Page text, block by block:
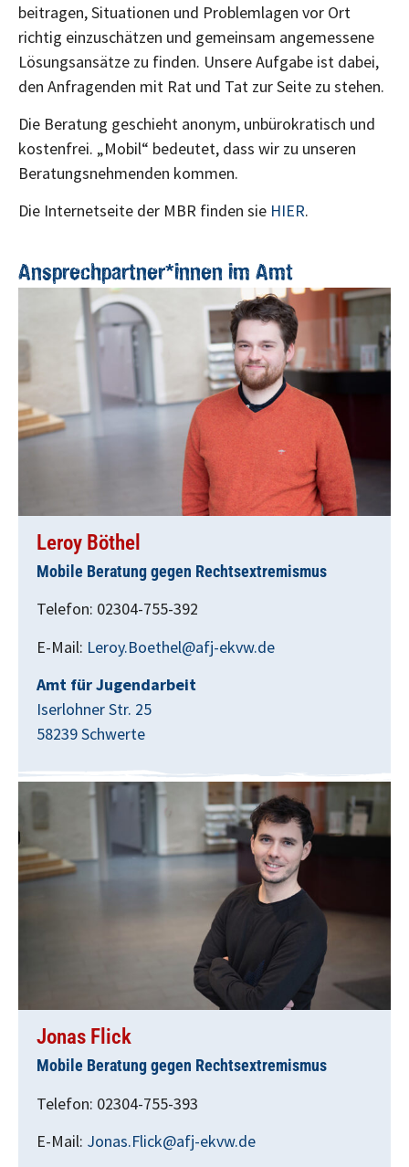
beitragen, Situationen und Problemlagen vor Ort
richtig einzuschätzen und gemeinsam angemessene
Lösungsansätze zu finden. Unsere Aufgabe ist dabei,
den Anfragenden mit Rat und Tat zur Seite zu stehen.
Die Beratung geschieht anonym, unbürokratisch und
kostenfrei. „Mobil“ bedeutet, dass wir zu unseren
Beratungsnehmenden kommen.
Die Internetseite der MBR finden sie HIER.
Ansprechpartner*innen im Amt
Leroy Böthel
Mobile Beratung gegen Rechtsextremismus
Telefon: 02304-755-392
E-Mail: Leroy.Boethel@afj-ekvw.de
Amt für Jugendarbeit
Iserlohner Str. 25
58239 Schwerte
Jonas Flick
Mobile Beratung gegen Rechtsextremismus
Telefon: 02304-755-393
E-Mail: Jonas.Flick@afj-ekvw.de